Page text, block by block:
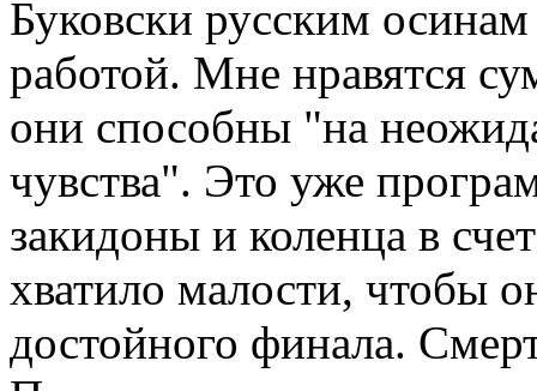
Буковски русским
работой. Мне нравятся
они способны "на
чувства". Это уже
закидоны и коленца в
хватило малости, чтобы
достойного финала.